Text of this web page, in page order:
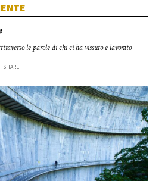
le parole di chi ci ha vissuto e lavorato
SHARE